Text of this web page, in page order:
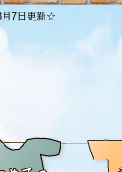
月7日更新☆